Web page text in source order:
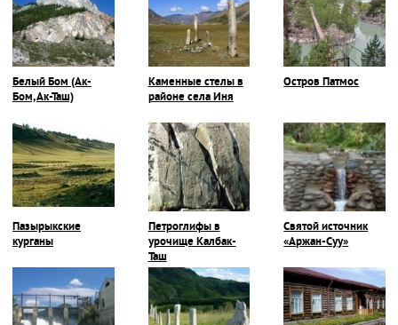
Белый Бом (Ак-
Бом, Ак-Таш)
Каменные стелы в
районе села Иня
Остров Патмос
Пазырыкские
курганы
Петроглифы в
урочище Калбак-
Таш
Святой источник
«Аржан-Суу»